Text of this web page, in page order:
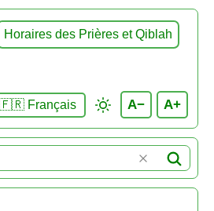
Horaires des Prières et Qiblah
🇫🇷 Français A− A+